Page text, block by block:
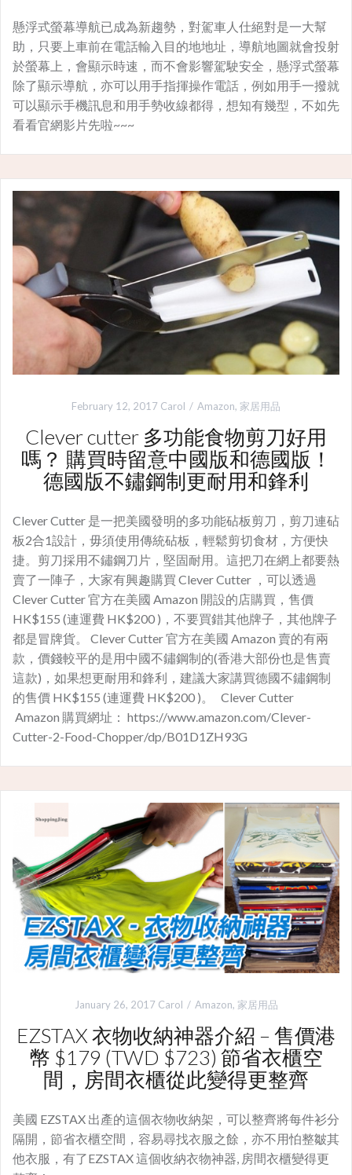
懸浮式螢幕導航已成為新趨勢，對駕車人仕絕對是一大幫
助，只要上車前在電話輸入目的地地址，導航地圖就會投射
於螢幕上，會顯示時速，而不會影響駕駛安全，懸浮式螢幕
除了顯示導航，亦可以用手指揮操作電話，例如用手一撥就
可以顯示手機訊息和用手勢收線都得，想知有幾型，不如先
看看官網影片先啦~~~
February 12, 2017 Carol Amazon, 家居用品
Clever cutter 多功能食物剪刀好用
嗎？ 購買時留意中國版和德國版！
德國版不鏽鋼制更耐用和鋒利
Clever Cutter 是一把美國發明的多功能砧板剪刀，剪刀連砧
板2合1設計，毋須使用傳統砧板，輕鬆剪切食材，方便快
捷。剪刀採用不鏽鋼刀片，堅固耐用。這把刀在網上都要熱
賣了一陣子，大家有興趣購買 Clever Cutter ，可以透過
Clever Cutter 官方在美國 Amazon 開設的店購買，售價
HK$155 (連運費 HK$200 )，不要買錯其他牌子，其他牌子
都是冒牌貨。 Clever Cutter 官方在美國 Amazon 賣的有兩
款，價錢較平的是用中國不鏽鋼制的(香港大部份也是售賣
這款)，如果想更耐用和鋒利，建議大家講買德國不鏽鋼制
的售價 HK$155 (連運費 HK$200 )。 Clever Cutter
Amazon 購買網址： https://www.amazon.com/Clever-
Cutter-2-Food-Chopper/dp/B01D1ZH93G
January 26, 2017 Carol Amazon, 家居用品
EZSTAX 衣物收納神器介紹 – 售價港
幣 $179 (TWD $723) 節省衣櫃空
間，房間衣櫃從此變得更整齊
美國 EZSTAX 出產的這個衣物收納架，可以整齊將每件衫分
隔開，節省衣櫃空間，容易尋找衣服之餘，亦不用怕整皺其
他衣服，有了EZSTAX 這個收納衣物神器, 房間衣櫃變得更